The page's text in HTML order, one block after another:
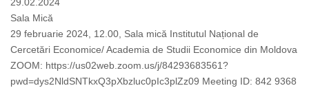
Sala Mică
29 februarie 2024, 12.00, Sala mică Institutul Național de
Cercetări Economice/ Academia de Studii Economice din Moldova
ZOOM: https://us02web.zoom.us/j/84293683561?
pwd=dys2NldSNTkxQ3pXbzluc0pIc3plZz09 Meeting ID: 842 9368